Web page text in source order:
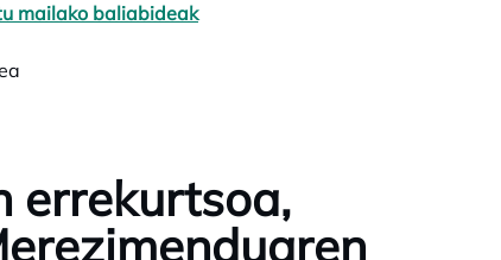
mailako baliabideak
errekurtsoa,